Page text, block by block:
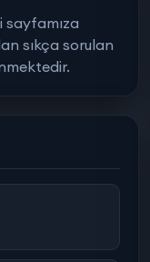
sayfamıza
sıkça sorulan